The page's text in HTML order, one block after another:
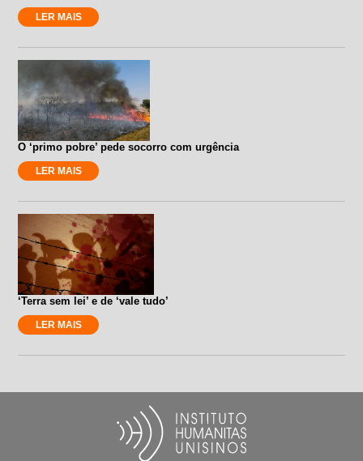
LER MAIS
O ‘primo pobre’ pede socorro com urgência
LER MAIS
‘Terra sem lei’ e de ‘vale tudo’
LER MAIS